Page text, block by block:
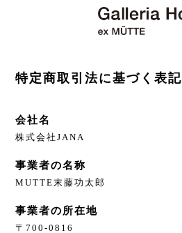
特定商取引法に基づく表記
会社名
株式会社JANA
事業者の名称
MUTTE末藤功太郎
事業者の所在地
〒700-0816